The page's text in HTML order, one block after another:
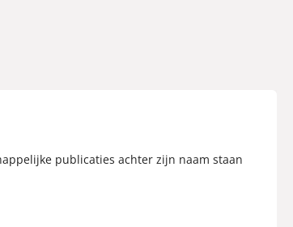
publicaties achter zijn naam staan